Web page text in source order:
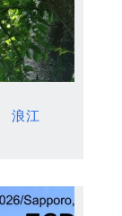
浪江